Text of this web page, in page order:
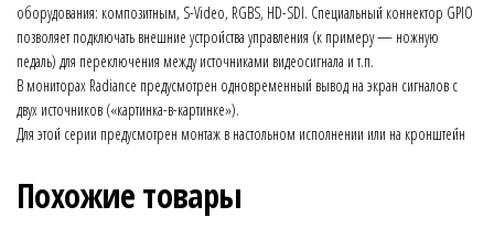
оборудования: композитным, S-Video, RGBS, HD-SDI. Специальный коннектор GPIO
позволяет подключать внешние устройства управления (к примеру — ножную
педаль) для переключения между источниками видеосигнала и т.п.
В мониторах Radiance предусмотрен одновременный вывод на экран сигналов с
двух источников («картинка-в-картинке»).
Для этой серии предусмотрен монтаж в настольном исполнении или на кронштейн
Похожие товары